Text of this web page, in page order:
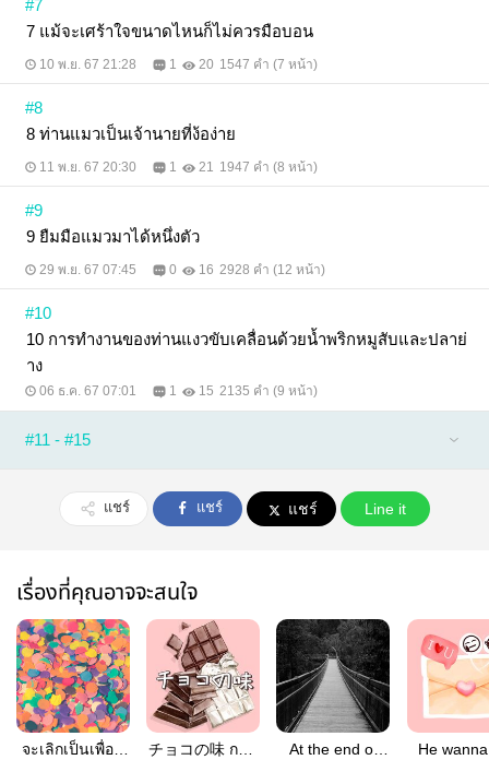
#7
7 แม้จะเศร้าใจขนาดไหนก็ไม่ควรมือบอน
10 พ.ย. 67 21:28 1 20 1547 คำ (7 หน้า)
#8
8 ท่านแมวเป็นเจ้านายที่ง้อง่าย
11 พ.ย. 67 20:30 1 21 1947 คำ (8 หน้า)
#9
9 ยืมมือแมวมาได้หนึ่งตัว
29 พ.ย. 67 07:45 0 16 2928 คำ (12 หน้า)
#10
10 การทำงานของท่านแงวขับเคลื่อนด้วยน้ำพริกหมูสับและปลาย่
าง
06 ธ.ค. 67 07:01 1 15 2135 คำ (9 หน้า)
#11 - #15
แชร์ แชร์ แชร์ Line it
เรื่องที่คุณอาจจะสนใจ
จะเลิกเป็นเพื่อน
チョコの味 กรุ่น
At the end of
He